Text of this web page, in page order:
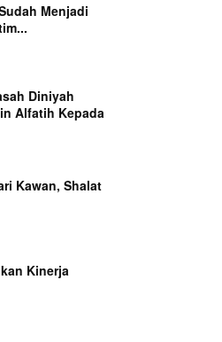
Menjadi
Diniyah
Alfatih Kepada
Kawan, Shalat
Kinerja